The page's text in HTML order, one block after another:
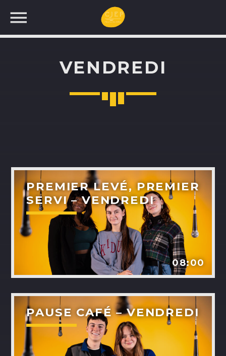
UNE NOUVELLE
NOS ANIMATEURS
JUSTIN SAVOIE
VENDREDI
PREMIER LEVÉ, PREMIER
SERVI – VENDREDI
08:00
PAUSE CAFÉ – VENDREDI